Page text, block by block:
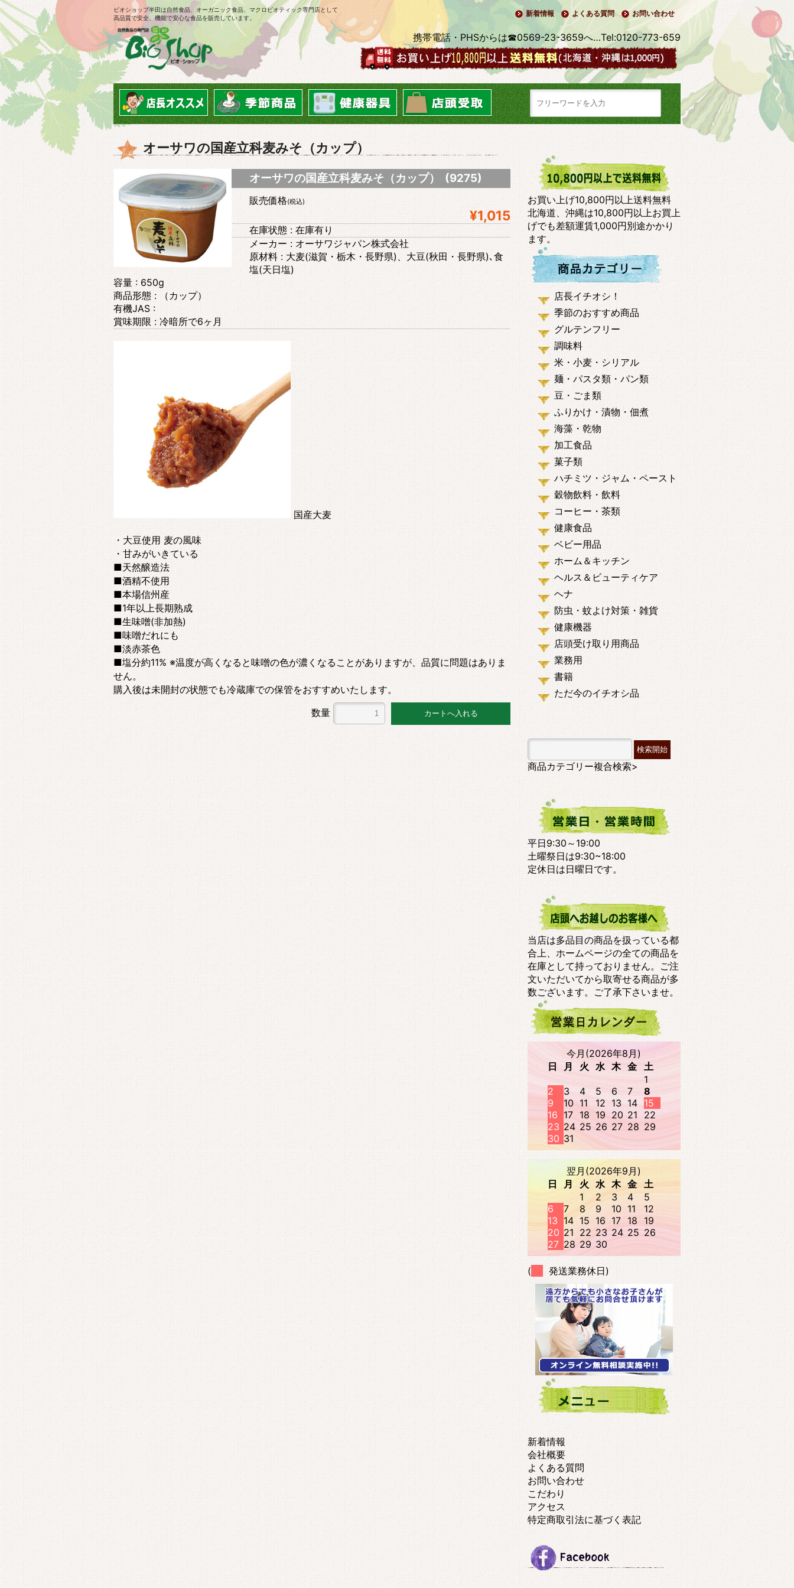
ビオショップ半田は自然食品、オーガニック食品、マクロビオティック専門店として
高品質で安全、機能で安心な食品を販売しています。
新着情報 よくある質問 お問い合わせ
携帯電話・PHSからは☎0569-23-3659へ…Tel:0120-773-659
オーサワの国産立科麦みそ（カップ）
オーサワの国産立科麦みそ（カップ） (9275)
販売価格(税込)
¥1,015
在庫状態 : 在庫有り
メーカー : オーサワジャパン株式会社
原材料 : 大麦(滋賀・栃木・長野県)、大豆(秋田・長野県)､食
塩(天日塩)
容量 : 650g
商品形態 : （カップ）
有機JAS :
賞味期限 : 冷暗所で6ヶ月
国産大麦
・大豆使用 麦の風味
・甘みがいきている
■天然醸造法
■酒精不使用
■本場信州産
■1年以上長期熟成
■生味噌(非加熱)
■味噌だれにも
■淡赤茶色
■塩分約11% ※温度が高くなると味噌の色が濃くなることがありますが、品質に問題はありま
せん。
購入後は未開封の状態でも冷蔵庫での保管をおすすめいたします。
数量
お買い上げ10,800円以上送料無料
北海道、沖縄は10,800円以上お買上
げでも差額運賃1,000円別途かかり
ます。
店長イチオシ！
季節のおすすめ商品
グルテンフリー
調味料
米・小麦・シリアル
麺・パスタ類・パン類
豆・ごま類
ふりかけ・漬物・佃煮
海藻・乾物
加工食品
菓子類
ハチミツ・ジャム・ペースト
穀物飲料・飲料
コーヒー・茶類
健康食品
ベビー用品
ホーム＆キッチン
ヘルス＆ビューティケア
ヘナ
防虫・蚊よけ対策・雑貨
健康機器
店頭受け取り用商品
業務用
書籍
ただ今のイチオシ品
商品カテゴリー複合検索>
平日9:30～19:00
土曜祭日は9:30~18:00
定休日は日曜日です。
当店は多品目の商品を扱っている都
合上、ホームページの全ての商品を
在庫として持っておりません。ご注
文いただいてから取寄せる商品が多
数ございます。ご了承下さいませ。
今月(2026年8月)
日
月 火 水 木 金
土
1
2
3 4 5 6 7
8
9
10 11 12 13 14
15
16 17 18 19 20 21
22
23 24 25 26 27 28 29
30 31
翌月(2026年9月)
日
月 火 水 木 金
土
1
2 3 4
5
6
7 8 9 10 11
12
13 14 15 16 17 18
19
20 21 22 23 24 25 26
27 28 29 30
( 発送業務休日)
新着情報
会社概要
よくある質問
お問い合わせ
こだわり
アクセス
特定商取引法に基づく表記